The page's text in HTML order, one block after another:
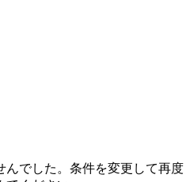
んでした。条件を変更して再度